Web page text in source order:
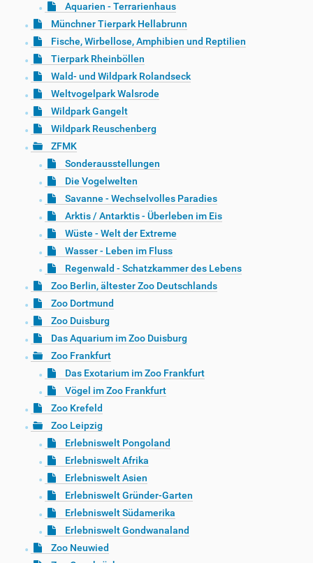
Aquarien - Terrarienhaus
Münchner Tierpark Hellabrunn
Fische, Wirbellose, Amphibien und Reptilien
Tierpark Rheinböllen
Wald- und Wildpark Rolandseck
Weltvogelpark Walsrode
Wildpark Gangelt
Wildpark Reuschenberg
ZFMK
Sonderausstellungen
Die Vogelwelten
Savanne - Wechselvolles Paradies
Arktis / Antarktis - Überleben im Eis
Wüste - Welt der Extreme
Wasser - Leben im Fluss
Regenwald - Schatzkammer des Lebens
Zoo Berlin, ältester Zoo Deutschlands
Zoo Dortmund
Zoo Duisburg
Das Aquarium im Zoo Duisburg
Zoo Frankfurt
Das Exotarium im Zoo Frankfurt
Vögel im Zoo Frankfurt
Zoo Krefeld
Zoo Leipzig
Erlebniswelt Pongoland
Erlebniswelt Afrika
Erlebniswelt Asien
Erlebniswelt Gründer-Garten
Erlebniswelt Südamerika
Erlebniswelt Gondwanaland
Zoo Neuwied